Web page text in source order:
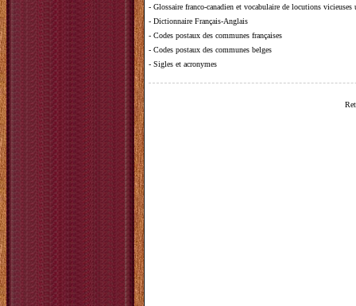
- Glossaire franco-canadien et vocabulaire de locutions vicieuses
- Dictionnaire Français-Anglais
- Codes postaux des communes françaises
- Codes postaux des communes belges
- Sigles et acronymes